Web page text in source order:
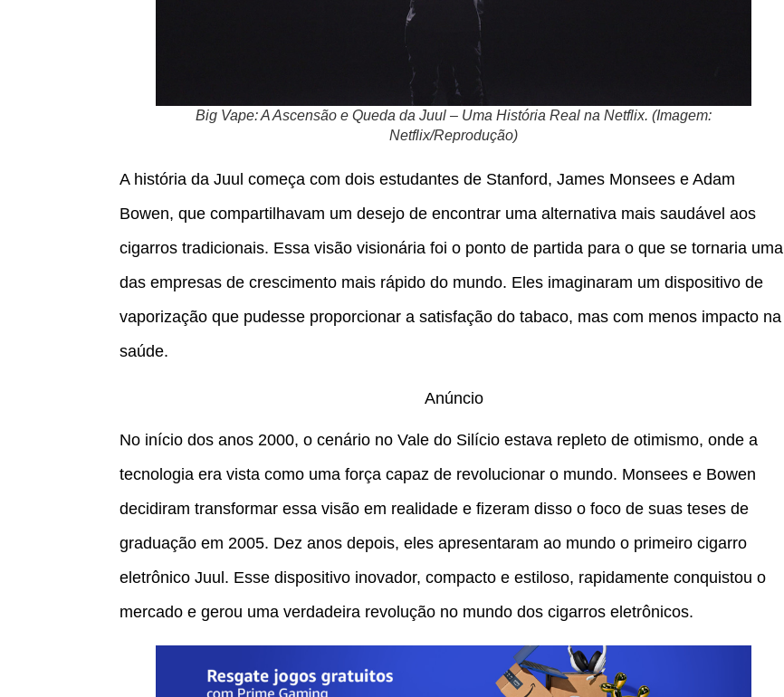
Big Vape: A Ascensão e Queda da Juul – Uma História Real na Netflix. (Imagem:
Netflix/Reprodução)
A história da Juul começa com dois estudantes de Stanford, James Monsees e Adam
Bowen, que compartilhavam um desejo de encontrar uma alternativa mais saudável aos
cigarros tradicionais. Essa visão visionária foi o ponto de partida para o que se tornaria uma
das empresas de crescimento mais rápido do mundo. Eles imaginaram um dispositivo de
vaporização que pudesse proporcionar a satisfação do tabaco, mas com menos impacto na
saúde.
Anúncio
No início dos anos 2000, o cenário no Vale do Silício estava repleto de otimismo, onde a
tecnologia era vista como uma força capaz de revolucionar o mundo. Monsees e Bowen
decidiram transformar essa visão em realidade e fizeram disso o foco de suas teses de
graduação em 2005. Dez anos depois, eles apresentaram ao mundo o primeiro cigarro
eletrônico Juul. Esse dispositivo inovador, compacto e estiloso, rapidamente conquistou o
mercado e gerou uma verdadeira revolução no mundo dos cigarros eletrônicos.